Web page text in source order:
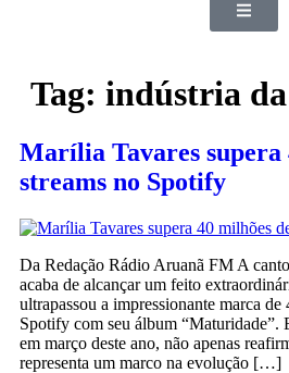
Tag: indústria
Marília Tavares supera
streams no Spotify
Da Redação Rádio Aruanã FM A
acaba de alcançar um feito
ultrapassou a impressionante marca
Spotify com seu álbum “Maturidade”.
em março deste ano, não apenas
representa um marco na evolução […]